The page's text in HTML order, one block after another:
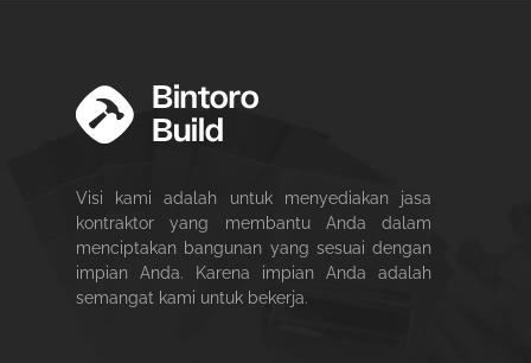
Visi kami adalah untuk menyediakan jasa
kontraktor yang membantu Anda dalam
menciptakan bangunan yang sesuai dengan
impian Anda. Karena impian Anda adalah
semangat kami untuk bekerja.